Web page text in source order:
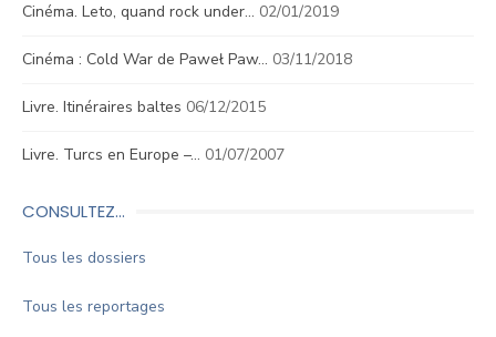
Cinéma. Leto, quand rock under… 02/01/2019
Cinéma : Cold War de Paweł Paw… 03/11/2018
Livre. Itinéraires baltes 06/12/2015
Livre. Turcs en Europe –… 01/07/2007
CONSULTEZ…
Tous les dossiers
Tous les reportages